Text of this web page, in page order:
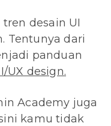
desain UI
Tentunya dari
panduan
UX design.
Academy juga
kamu tidak